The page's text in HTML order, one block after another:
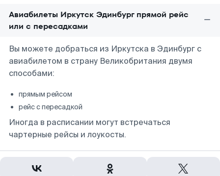
Авиабилеты Иркутск Эдинбург прямой рейс
или с пересадками
Вы можете добраться из Иркутска в Эдинбург с
авиабилетом в страну Великобритания двумя
способами:
прямым рейсом
рейс с пересадкой
Иногда в расписании могут встречаться
чартерные рейсы и лоукосты.